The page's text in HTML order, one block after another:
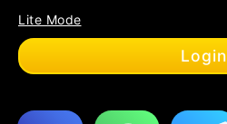
Lite Mode
Login